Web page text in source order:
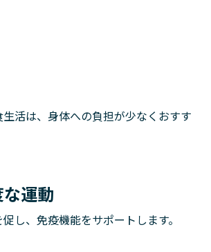
活は、身体への負担が少なくおすす
運動
し、免疫機能をサポートします。